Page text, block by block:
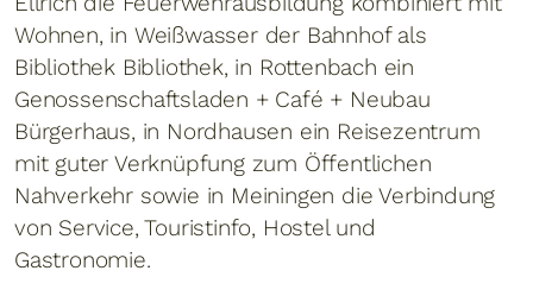
Wohnen, in Weißwasser der Bahnhof als
Bibliothek Bibliothek, in Rottenbach ein
Genossenschaftsladen + Café + Neubau
Bürgerhaus, in Nordhausen ein Reisezentrum
mit guter Verknüpfung zum Öffentlichen
Nahverkehr sowie in Meiningen die Verbindung
von Service, Touristinfo, Hostel und
Gastronomie.